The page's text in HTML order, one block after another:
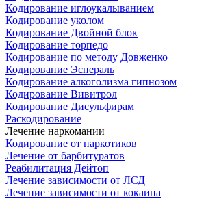
Кодирование иглоукалыванием
Кодирование уколом
Кодирование Двойной блок
Кодирование торпедо
Кодирование по методу Довженко
Кодирование Эспераль
Кодирование алкоголизма гипнозом
Кодирование Вивитрол
Кодирование Дисульфирам
Раскодирование
Лечение наркомании
Кодирование от наркотиков
Лечение от барбитуратов
Реабилитация Дейтоп
Лечение зависимости от ЛСД
Лечение зависимости от кокаина